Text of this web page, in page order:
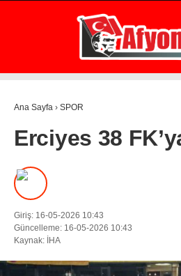
GÜNDEM
EKONOMİ
ASAYİŞ
POLİTİKA
SPOR
Ana Sayfa › SPOR
Erciyes 38
Giriş: 16-05-2026 10:43
Güncelleme: 16-05-2026 10:43
Kaynak: İHA